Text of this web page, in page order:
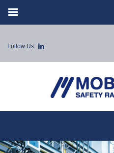
Follow Us: